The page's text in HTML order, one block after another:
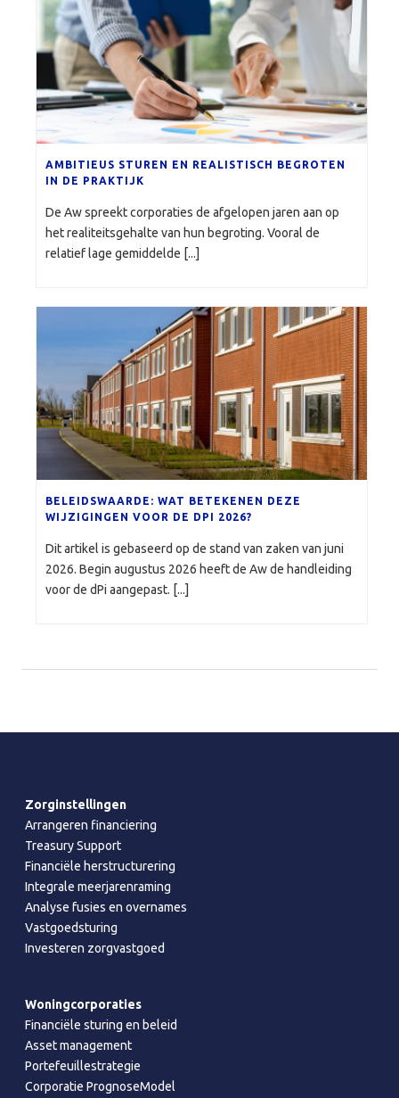
AMBITIEUS STUREN EN REALISTISCH BEGROTEN
IN DE PRAKTIJK
De Aw spreekt corporaties de afgelopen jaren aan op
het realiteitsgehalte van hun begroting. Vooral de
relatief lage gemiddelde [...]
BELEIDSWAARDE: WAT BETEKENEN DEZE
WIJZIGINGEN VOOR DE DPI 2026?
Dit artikel is gebaseerd op de stand van zaken van juni
2026. Begin augustus 2026 heeft de Aw de handleiding
voor de dPi aangepast. [...]
Zorginstellingen
Arrangeren financiering
Treasury Support
Financiële herstructurering
Integrale meerjarenraming
Analyse fusies en overnames
Vastgoedsturing
Investeren zorgvastgoed
Woningcorporaties
Financiële sturing en beleid
Asset management
Portefeuillestrategie
Corporatie PrognoseModel